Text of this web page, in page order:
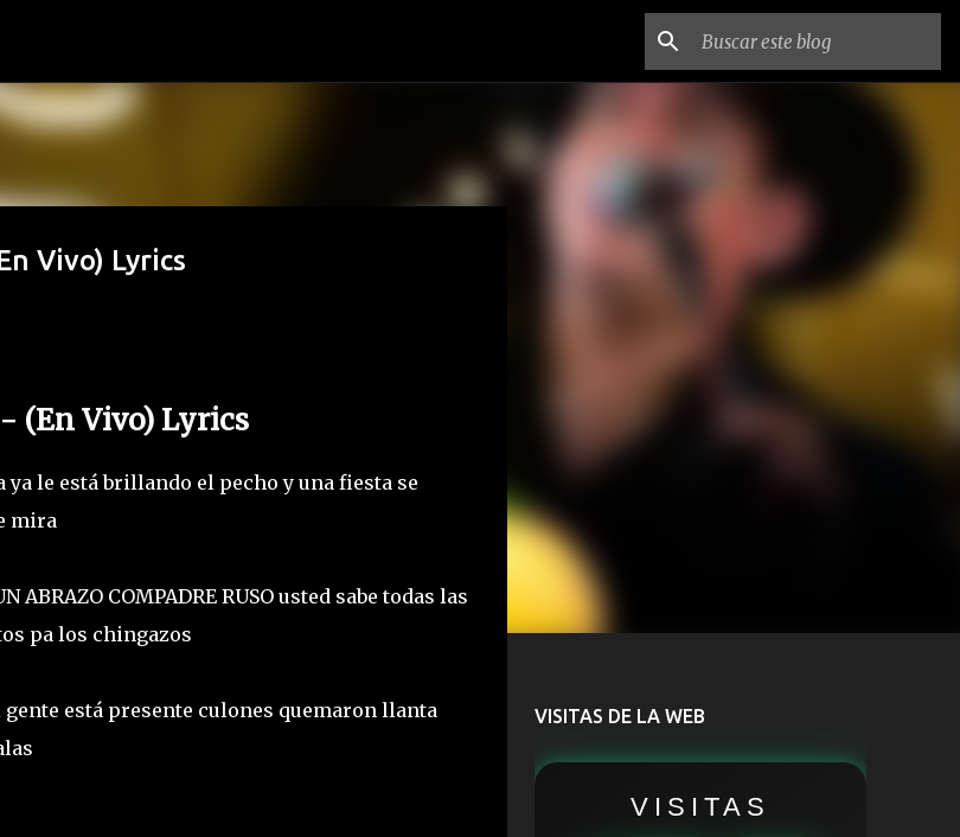
Vivo) Lyrics
(En Vivo) Lyrics
ya le está brillando el pecho y una fiesta se
mira
ABRAZO COMPADRE RUSO usted sabe todas las
pa los chingazos
está presente culones quemaron llanta
VISITAS DE LA WEB
VISITAS